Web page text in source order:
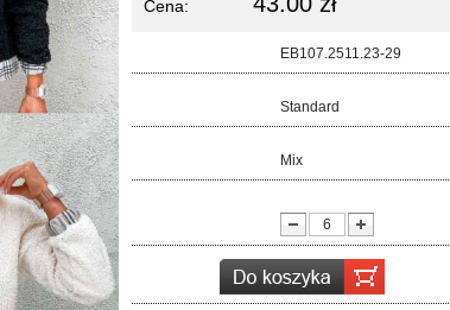
Cena:
EB107.2511.23-29
Standard
Mix